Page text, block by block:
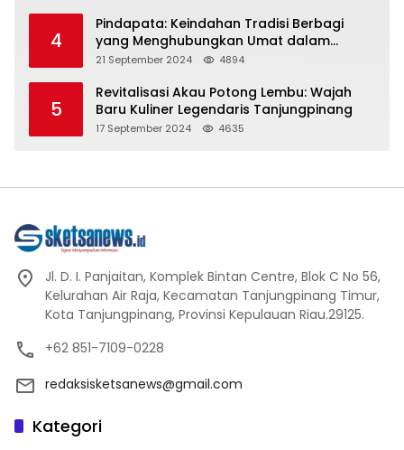
4
Pindapata: Keindahan Tradisi Berbagi
yang Menghubungkan Umat dalam
Spiritualitas dan Kebersamaan dalam
21 September 2024 4894
5
Revitalisasi Akau Potong Lembu: Wajah
Baru Kuliner Legendaris Tanjungpinang
17 September 2024 4635
Jl. D. I. Panjaitan, Komplek Bintan Centre, Blok C No 56,
Kelurahan Air Raja, Kecamatan Tanjungpinang Timur,
Kota Tanjungpinang, Provinsi Kepulauan Riau.29125.
+62 851-7109-0228
redaksisketsanews@gmail.com
Kategori